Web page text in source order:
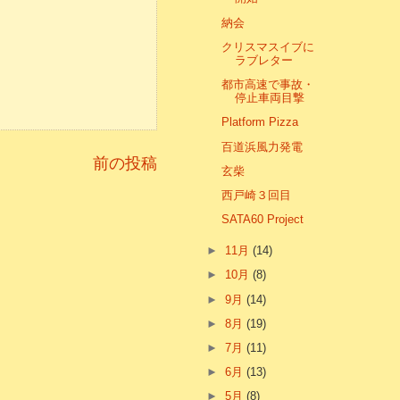
前の投稿
納会
クリスマスイブに
ラブレター
都市高速で事故・
停止車両目撃
Platform Pizza
百道浜風力発電
玄柴
西戸崎３回目
SATA60 Project
► 11月(14)
► 10月(8)
►9月(14)
►8月(19)
►7月(11)
►6月(13)
►5月(8)